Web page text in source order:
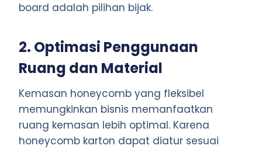
board adalah pilihan bijak.
2. Optimasi Penggunaan
Ruang dan Material
Kemasan honeycomb yang fleksibel
memungkinkan bisnis memanfaatkan
ruang kemasan lebih optimal. Karena
honeycomb karton dapat diatur sesuai